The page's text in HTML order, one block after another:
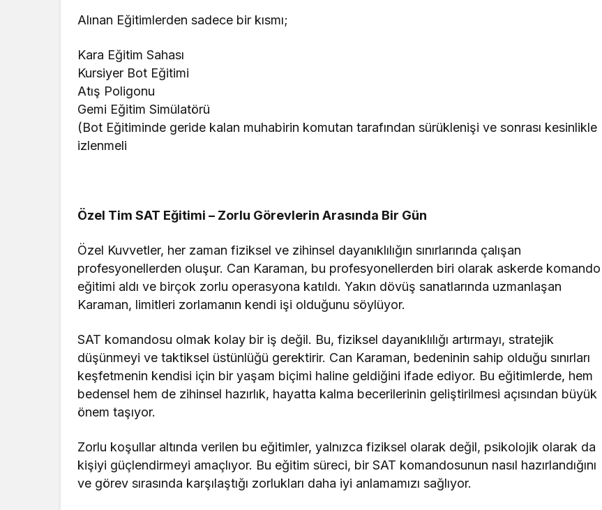
Alınan Eğitimlerden sadece bir kısmı;
Kara Eğitim Sahası
Kursiyer Bot Eğitimi
Atış Poligonu
Gemi Eğitim Simülatörü
(Bot Eğitiminde geride kalan muhabirin komutan tarafından sürüklenişi ve sonrası kesinlikle
izlenmeli
Özel Tim SAT Eğitimi – Zorlu Görevlerin Arasında Bir Gün
Özel Kuvvetler, her zaman fiziksel ve zihinsel dayanıklılığın sınırlarında çalışan
profesyonellerden oluşur. Can Karaman, bu profesyonellerden biri olarak askerde komando
eğitimi aldı ve birçok zorlu operasyona katıldı. Yakın dövüş sanatlarında uzmanlaşan
Karaman, limitleri zorlamanın kendi işi olduğunu söylüyor.
SAT komandosu olmak kolay bir iş değil. Bu, fiziksel dayanıklılığı artırmayı, stratejik
düşünmeyi ve taktiksel üstünlüğü gerektirir. Can Karaman, bedeninin sahip olduğu sınırları
keşfetmenin kendisi için bir yaşam biçimi haline geldiğini ifade ediyor. Bu eğitimlerde, hem
bedensel hem de zihinsel hazırlık, hayatta kalma becerilerinin geliştirilmesi açısından büyük
önem taşıyor.
Zorlu koşullar altında verilen bu eğitimler, yalnızca fiziksel olarak değil, psikolojik olarak da
kişiyi güçlendirmeyi amaçlıyor. Bu eğitim süreci, bir SAT komandosunun nasıl hazırlandığını
ve görev sırasında karşılaştığı zorlukları daha iyi anlamamızı sağlıyor.